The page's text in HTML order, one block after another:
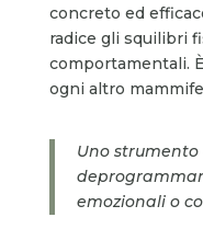
concreto ed
radice gli squilibri
comportamentali.
ogni altro
Uno
emozionali o